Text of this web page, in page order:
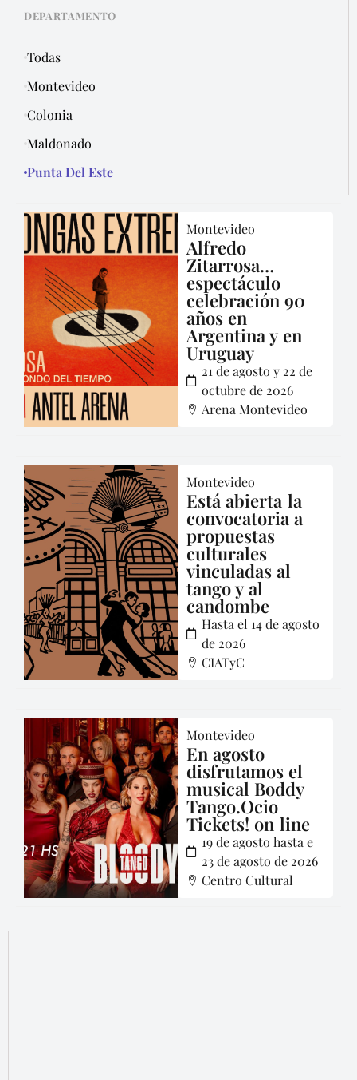
DEPARTAMENTO
Todas
Montevideo
Colonia
Maldonado
Punta Del Este
Montevideo
Alfredo
Zitarrosa…
espectáculo
celebración 90
años en
Argentina y en
Uruguay
21 de agosto y 22 de
octubre de 2026
Arena Montevideo
Montevideo
Está abierta la
convocatoria a
propuestas
culturales
vinculadas al
tango y al
candombe
Hasta el 14 de agosto
de 2026
CIATyC
Montevideo
En agosto
disfrutamos el
musical Boddy
Tango.Ocio
Tickets! on line
19 de agosto hasta e
23 de agosto de 2026
Centro Cultural